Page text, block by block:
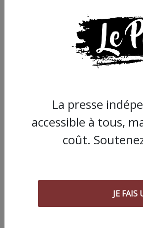
ARTICLE AGORA
La presse
accessible à tous,
coût.
JE FAIS